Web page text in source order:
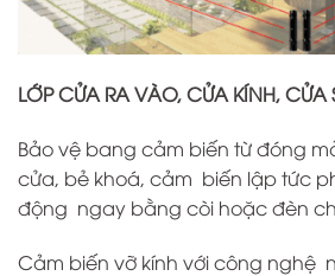
LỚP CỬA RA VÀO, CỬA KÍNH, CỬA
Bảo vệ bang cảm biến từ đóng
cửa, bẻ khoá, cảm biến lập tức
động ngay bằng còi hoặc đèn
Cảm biến vỡ kính với công nghệ